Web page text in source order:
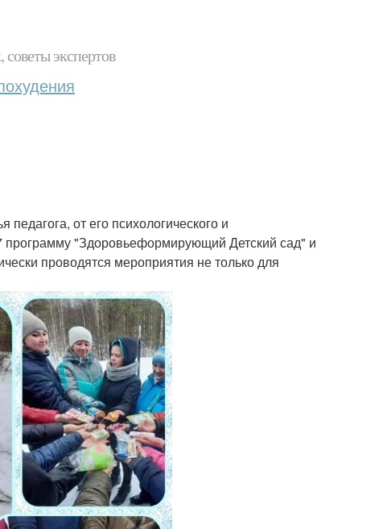
экспертов
от его психологического и
программу "Здоровьеформирующий Детский сад" и
проводятся мероприятия не только для